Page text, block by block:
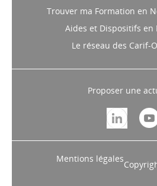
Trouver ma Formation en
Aides et Dispositifs en
Le réseau des Carif-
Proposer une
Mentions légales